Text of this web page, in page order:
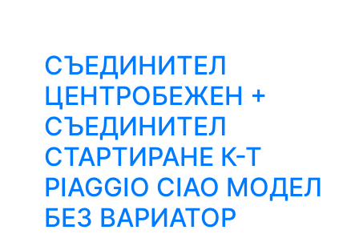
СЪЕДИНИТЕЛ
ЦЕНТРОБЕЖЕН +
СЪЕДИНИТЕЛ
СТАРТИРАНЕ К-Т
PIAGGIO CIAO МОДЕЛ
БЕЗ ВАРИАТОР